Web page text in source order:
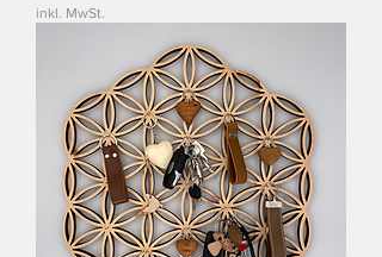
inkl. MwSt.